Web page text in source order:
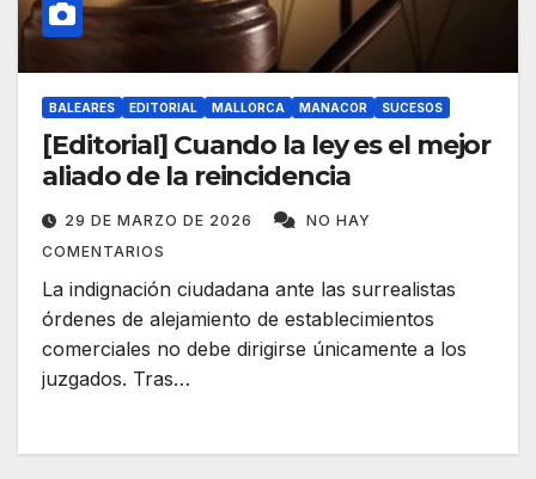
BALEARES EDITORIAL MALLORCA MANACOR SUCESOS
[Editorial] Cuando la ley es el mejor
aliado de la reincidencia
29 DE MARZO DE 2026
NO HAY
COMENTARIOS
La indignación ciudadana ante las surrealistas
órdenes de alejamiento de establecimientos
comerciales no debe dirigirse únicamente a los
juzgados. Tras…